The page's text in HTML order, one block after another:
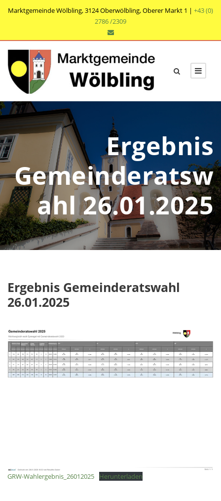
Marktgemeinde Wölbling, 3124 Oberwölbling, Oberer Markt 1 | +43 (0)
2786 /2309
Ergebnis
Gemeinderatsw
ahl 26.01.2025
Ergebnis Gemeinderatswahl
26.01.2025
GRW-Wahlergebnis_26012025 Herunterladen